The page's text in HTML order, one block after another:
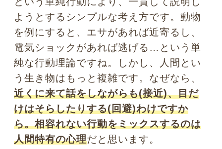
いった虚栄心、「質問をしたいけれど、
バカにされたくない」という羞恥心、
「活躍したいけれど、失敗が怖い」とい
った不安などから沸き起こってくる、本
人さえ無意識的である心の状態のことで
す。